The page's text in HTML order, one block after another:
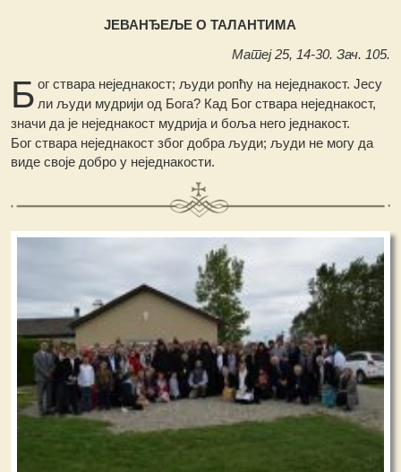
ЈЕВАНЂЕЉЕ О ТАЛАНТИМА
Матеј 25, 14-30. Зач. 105.
Б ог ствара неједнакост; људи ропћу на неједнакост. Јесу
ли људи мудрији од Бога? Кад Бог ствара неједнакост,
значи да је неједнакост мудрија и боља него једнакост.
Бог ствара неједнакост због добра људи; људи не могу да
виде своје добро у неједнакости.